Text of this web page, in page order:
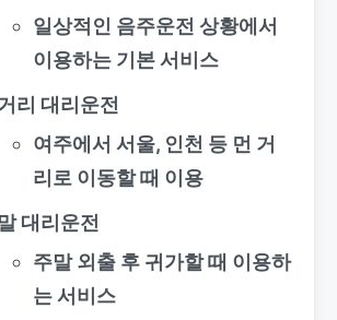
일상적인 음주운전 상황에서
이용하는 기본 서비스
리 대리운전
여주에서 서울, 인천 등 먼 거
리로 이동할 때 이용
대리운전
주말 외출 후 귀가할 때 이용하
는 서비스